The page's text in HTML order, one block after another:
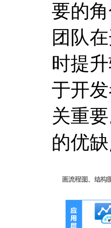
要的
团队
时提
于开
关重
的优